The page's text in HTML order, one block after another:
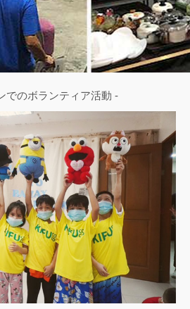
でのボランティア活動 -